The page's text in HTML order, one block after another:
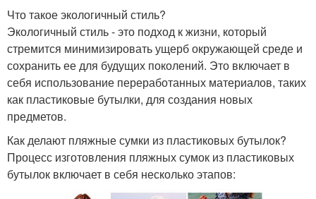
Что такое экологичный стиль?
Экологичный стиль - это подход к жизни, который
стремится минимизировать ущерб окружающей среде и
сохранить ее для будущих поколений. Это включает в
себя использование переработанных материалов, таких
как пластиковые бутылки, для создания новых
предметов.
Как делают пляжные сумки из пластиковых бутылок?
Процесс изготовления пляжных сумок из пластиковых
бутылок включает в себя несколько этапов: